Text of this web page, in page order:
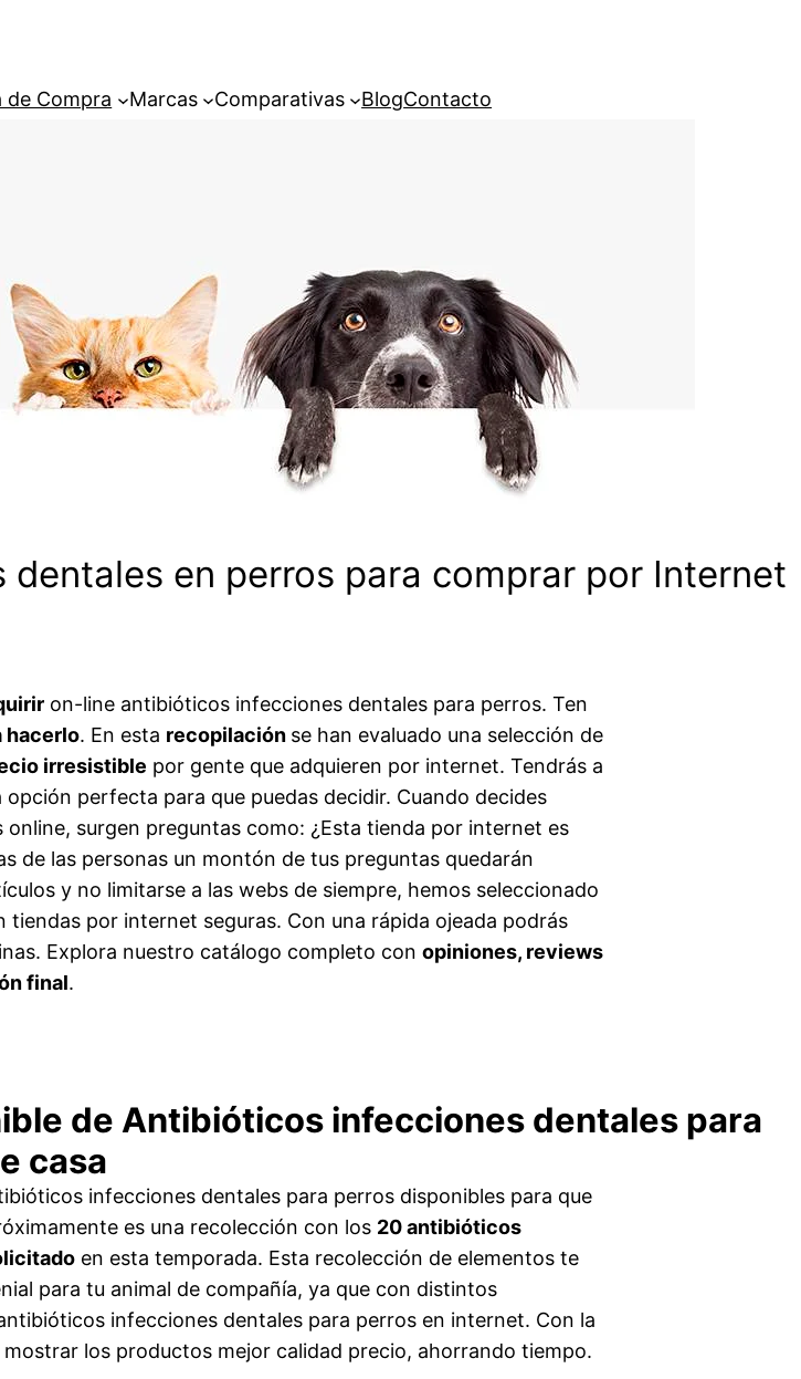
de Compra Marcas Comparativas BlogContacto
en perros para comprar por Internet
on-line antibióticos infecciones dentales para perros. Ten
hacerlo. En esta recopilación se han evaluado una selección de
irresistible por gente que adquieren por internet. Tendrás a
perfecta para que puedas decidir. Cuando decides
surgen preguntas como: ¿Esta tienda por internet es
de las personas un montón de tus preguntas quedarán
y no limitarse a las webs de siempre, hemos seleccionado
por internet seguras. Con una rápida ojeada podrás
Explora nuestro catálogo completo con opiniones, reviews
final.
de Antibióticos infecciones dentales para
casa
infecciones dentales para perros disponibles para que
es una recolección con los 20 antibióticos
en esta temporada. Esta recolección de elementos te
para tu animal de compañía, ya que con distintos
infecciones dentales para perros en internet. Con la
los productos mejor calidad precio, ahorrando tiempo.